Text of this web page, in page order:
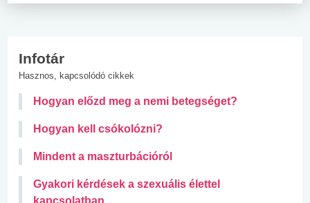
Infotár
Hasznos, kapcsolódó cikkek
Hogyan előzd meg a nemi betegséget?
Hogyan kell csókolózni?
Mindent a maszturbációról
Gyakori kérdések a szexuális élettel